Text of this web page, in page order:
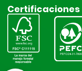
Certificaciones